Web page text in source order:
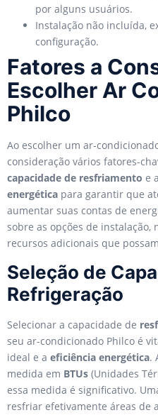
por alguns usuários.
Instalação não incluída,
configuração.
Fatores a
Escolher Ar
Philco
Ao escolher um ar-
consideração vários fatores-
capacidade de resfriamento e
energética para garantir que
aumentar suas contas de
sobre as opções de
recursos adicionais que
Seleção de
Refrigeração
Selecionar a capacidade de
seu ar-condicionado Philco é
ideal e a eficiência energética.
medida em BTUs (Unidades
essa medida é significativo.
resfriar efetivamente áreas de